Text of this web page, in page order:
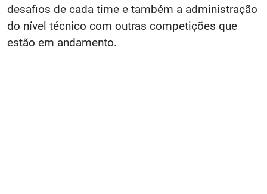
desafios de cada time e também a administração
do nível técnico com outras competições que
estão em andamento.